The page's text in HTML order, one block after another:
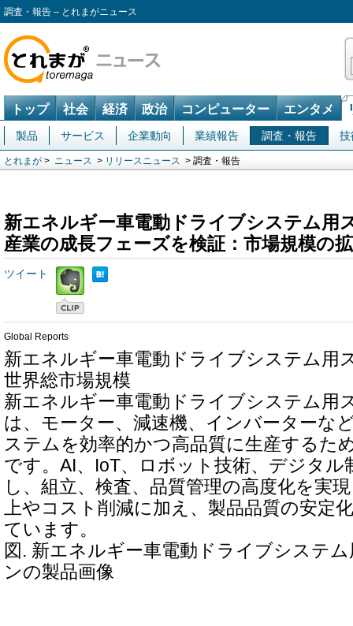
調査・報告 – とれまがニュース
トップ 社会 経済 政治 コンピューター エンタメ
製品 サービス 企業動向 業績報告 調査・報告 技
とれまが > ニュース > リリースニュース > 調査・報告
新エネルギー車電動ドライブシステム用
産業の成長フェーズを検証：市場規模の
ツイート
Global Reports
新エネルギー車電動ドライブシステム用
世界総市場規模
新エネルギー車電動ドライブシステム用
は、モーター、減速機、インバーターな
ステムを効率的かつ高品質に生産するた
です。AI、IoT、ロボット技術、デジタル
し、組立、検査、品質管理の高度化を実
上やコスト削減に加え、製品品質の安定
ています。
図. 新エネルギー車電動ドライブシステ
ンの製品画像